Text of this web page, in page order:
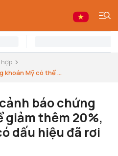
khoán Mỹ có thể ...
báo chứng
giảm thêm 20%,
dấu hiệu đã rơi